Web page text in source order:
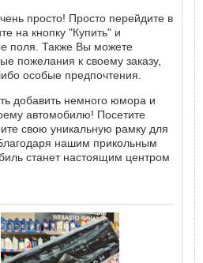
просто! Просто перейдите в
на кнопку "Купить" и
поля. Также Вы можете
пожелания к своему заказу,
особые предпочтения.
добавить немного юмора и
автомобилю! Посетите
свою уникальную рамку для
нашим прикольным
станет настоящим центром